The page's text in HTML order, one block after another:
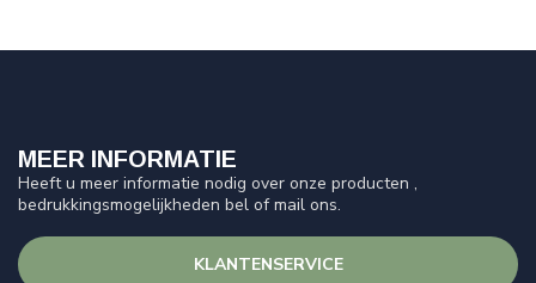
MEER INFORMATIE
Heeft u meer informatie nodig over onze producten ,
bedrukkingsmogelijkheden bel of mail ons.
KLANTENSERVICE